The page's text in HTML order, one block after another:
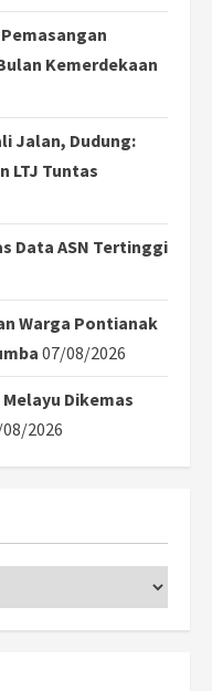
Kemerdekaan
Jalan, Dudung:
LTJ Tuntas
Data ASN Tertinggi
Warga Pontianak
07/08/2026
Dikemas
2026